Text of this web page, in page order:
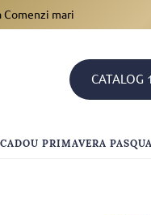
Comenzi mari
CATALOG
PRIMAVERA